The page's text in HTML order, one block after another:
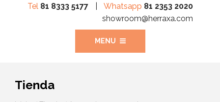
Tel 81 8333 5177 Whatsapp 81 2353 2020
showroom@herraxa.com
MENU
Tienda